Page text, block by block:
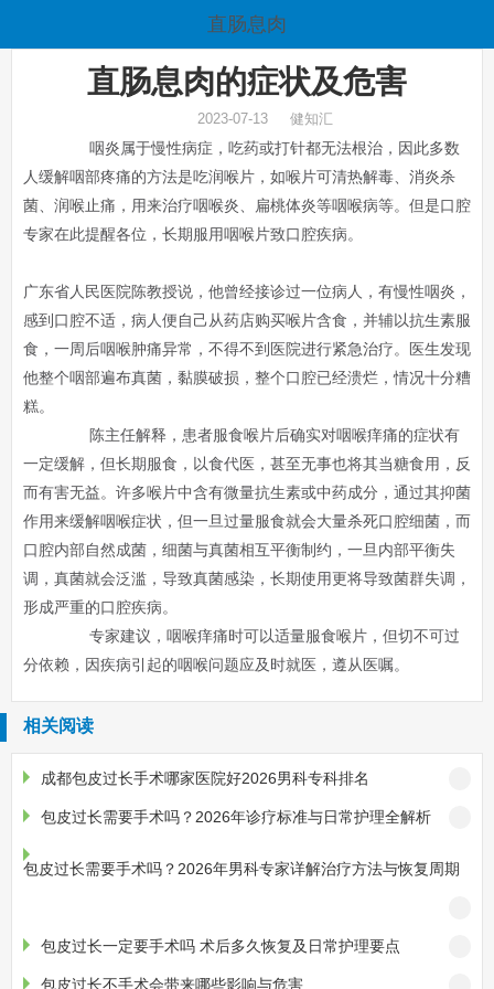
直肠息肉
直肠息肉的症状及危害
2023-07-13 健知汇
咽炎属于慢性病症，吃药或打针都无法根治，因此多数
人缓解咽部疼痛的方法是吃润喉片，如喉片可清热解毒、消炎杀
菌、润喉止痛，用来治疗咽喉炎、扁桃体炎等咽喉病等。但是口腔
专家在此提醒各位，长期服用咽喉片致口腔疾病。
广东省人民医院陈教授说，他曾经接诊过一位病人，有慢性咽炎，
感到口腔不适，病人便自己从药店购买喉片含食，并辅以抗生素服
食，一周后咽喉肿痛异常，不得不到医院进行紧急治疗。医生发现
他整个咽部遍布真菌，黏膜破损，整个口腔已经溃烂，情况十分糟
糕。
陈主任解释，患者服食喉片后确实对咽喉痒痛的症状有
一定缓解，但长期服食，以食代医，甚至无事也将其当糖食用，反
而有害无益。许多喉片中含有微量抗生素或中药成分，通过其抑菌
作用来缓解咽喉症状，但一旦过量服食就会大量杀死口腔细菌，而
口腔内部自然成菌，细菌与真菌相互平衡制约，一旦内部平衡失
调，真菌就会泛滥，导致真菌感染，长期使用更将导致菌群失调，
形成严重的口腔疾病。
专家建议，咽喉痒痛时可以适量服食喉片，但切不可过
分依赖，因疾病引起的咽喉问题应及时就医，遵从医嘱。
相关阅读
成都包皮过长手术哪家医院好2026男科专科排名
包皮过长需要手术吗？2026年诊疗标准与日常护理全解析
包皮过长需要手术吗？2026年男科专家详解治疗方法与恢复周期
包皮过长一定要手术吗 术后多久恢复及日常护理要点
包皮过长不手术会带来哪些影响与危害